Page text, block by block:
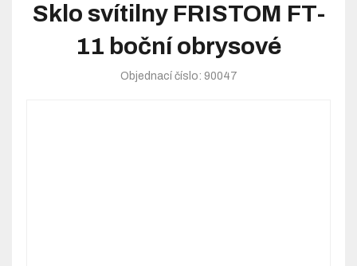
Sklo svítilny FRISTOM FT-
11 boční obrysové
Objednací číslo: 90047